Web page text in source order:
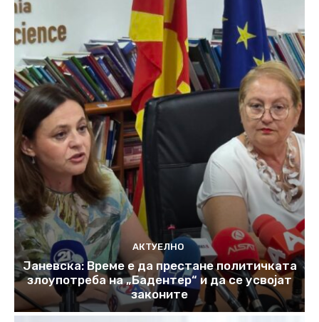
АКТУЕЛНО
Јаневска: Време е да престане политичката
злоупотреба на „Бадентер“ и да се усвојат
законите